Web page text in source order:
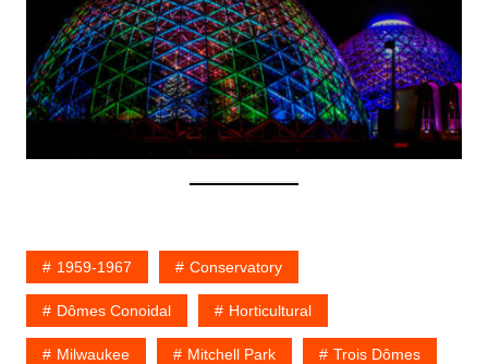
1959-1967 Conservatory
Dômes Conoidal Horticultural
Milwaukee Mitchell Park Trois Dômes